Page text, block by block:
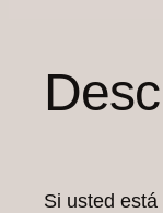
Si usted